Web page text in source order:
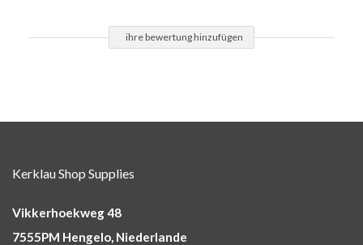
ihre bewertung hinzufügen
Kerklau Shop Supplies
Vikkerhoekweg 48
7555PM Hengelo, Niederlande